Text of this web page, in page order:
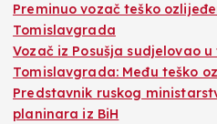
Preminuo vozač teško
Tomislavgrada
Vozač iz Posušja sudjelovao
Tomislavgrada: Među teško
Predstavnik ruskog
planinara iz BiH